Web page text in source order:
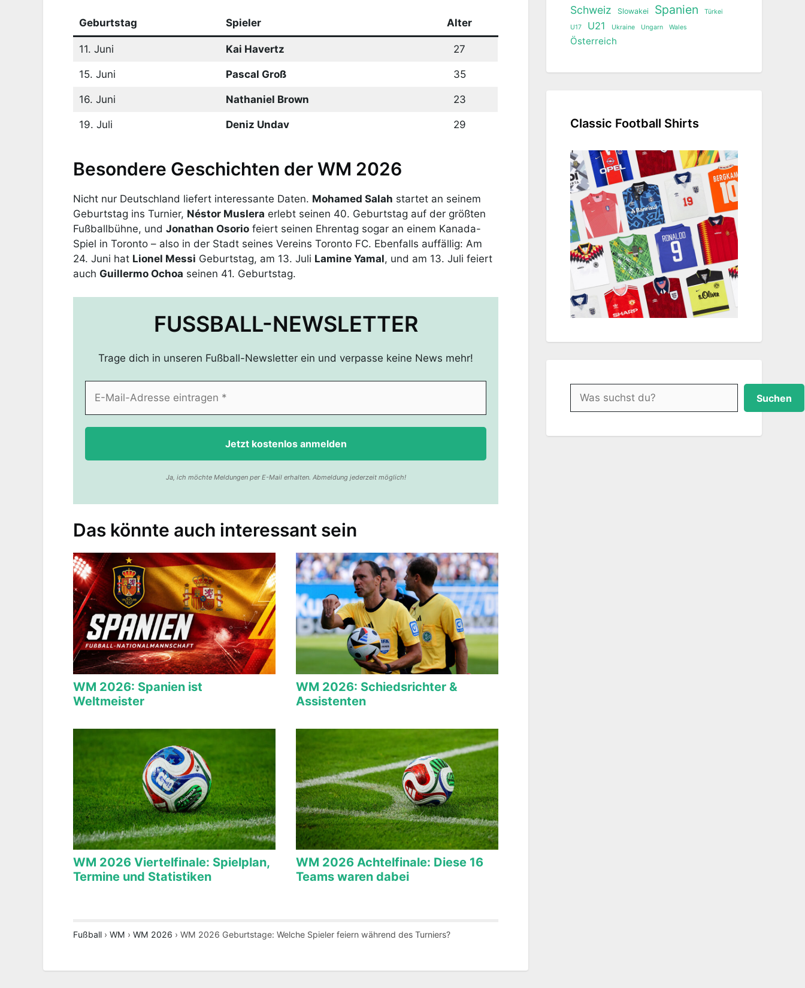
Geburtstag Spieler Alter
11. Juni Kai Havertz 27
15. Juni Pascal Groß 35
16. Juni Nathaniel Brown 23
19. Juli Deniz Undav 29
Besondere Geschichten der WM 2026
Nicht nur Deutschland liefert interessante Daten. Mohamed Salah startet an seinem
Geburtstag ins Turnier, Néstor Muslera erlebt seinen 40. Geburtstag auf der größten
Fußballbühne, und Jonathan Osorio feiert seinen Ehrentag sogar an einem Kanada-
Spiel in Toronto – also in der Stadt seines Vereins Toronto FC. Ebenfalls auffällig: Am
24. Juni hat Lionel Messi Geburtstag, am 13. Juli Lamine Yamal, und am 13. Juli feiert
auch Guillermo Ochoa seinen 41. Geburtstag.
FUSSBALL-NEWSLETTER
Trage dich in unseren Fußball-Newsletter ein und verpasse keine News mehr!
Ja, ich möchte Meldungen per E-Mail erhalten. Abmeldung jederzeit möglich!
Das könnte auch interessant sein
WM 2026: Spanien ist
Weltmeister
WM 2026: Schiedsrichter &
Assistenten
WM 2026 Viertelfinale: Spielplan,
Termine und Statistiken
WM 2026 Achtelfinale: Diese 16
Teams waren dabei
Fußball › WM › WM 2026 › WM 2026 Geburtstage: Welche Spieler feiern während des Turniers?
Schweiz Slowakei Spanien
Türkei
U17
U21 Ukraine Ungarn Wales
Österreich
Classic Football Shirts
Suchen
Suchen